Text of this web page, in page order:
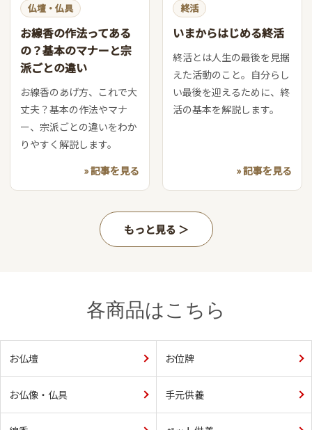
仏壇・仏具
お線香の作法ってある
の？基本のマナーと宗
派ごとの違い
お線香のあげ方、これで大
丈夫？基本の作法やマナ
ー、宗派ごとの違いをわか
りやすく解説します。
» 記事を見る
終活
いまからはじめる終活
終活とは人生の最後を見据
えた活動のこと。自分らし
い最後を迎えるために、終
活の基本を解説します。
» 記事を見る
もっと見る
各商品はこちら
お仏壇 お位牌
お仏像・仏具 手元供養